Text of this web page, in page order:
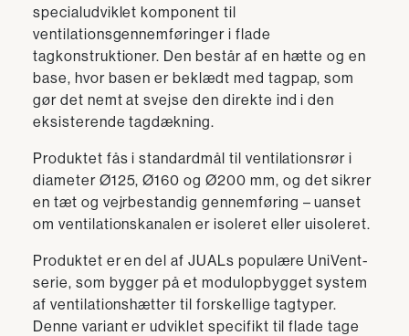
specialudviklet komponent til
ventilationsgennemføringer i flade
tagkonstruktioner. Den består af en hætte og en
base, hvor basen er beklædt med tagpap, som
gør det nemt at svejse den direkte ind i den
eksisterende tagdækning.
Produktet fås i standardmål til ventilationsrør i
diameter Ø125, Ø160 og Ø200 mm, og det sikrer
en tæt og vejrbestandig gennemføring – uanset
om ventilationskanalen er isoleret eller uisoleret.
Produktet er en del af JUALs populære UniVent-
serie, som bygger på et modulopbygget system
af ventilationshætter til forskellige tagtyper.
Denne variant er udviklet specifikt til flade tage